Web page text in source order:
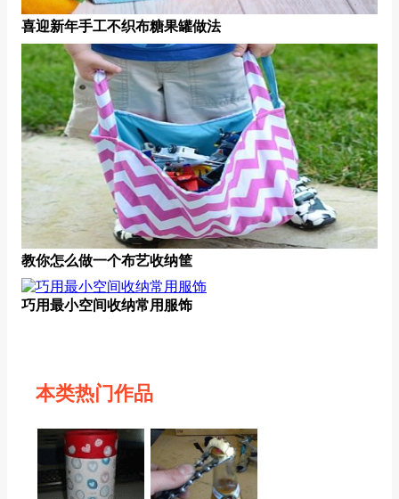
喜迎新年手工不织布糖果罐做法
教你怎么做一个布艺收纳筐
巧用最小空间收纳常用服饰
本类热门作品